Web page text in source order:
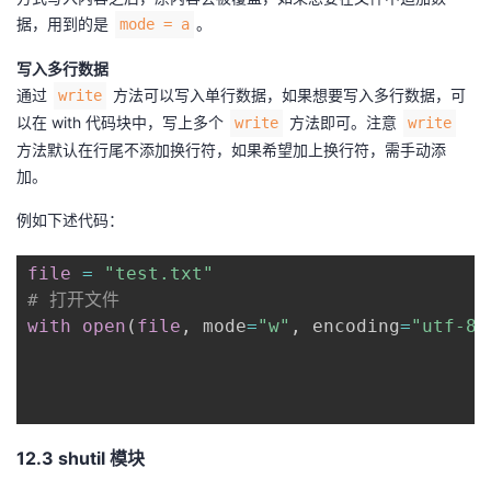
据，用到的是
mode = a 。
写入多行数据
通过
write
方法可以写入单行数据，如果想要写入多行数据，可
以在 with 代码块中，写上多个
write 方法即可。注意 write
方法默认在行尾不添加换行符，如果希望加上换行符，需手动添
加。
例如下述代码：
file =
"test.txt"
# 打开文件
with
open ( file , mode="w" , encoding="utf-8"
12.3 shutil 模块